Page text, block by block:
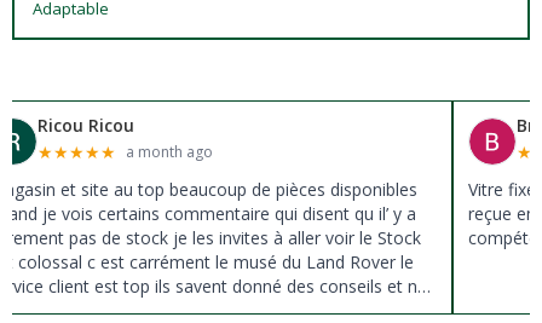
Adaptable
Ricou Ricou
★★★★★ a month ago
et site au top beaucoup de pièces disponibles
je vois certains commentaire qui disent qu il’ y a
pas de stock je les invites à aller voir le Stock
colossal c est carrément le musé du Land Rover le
client est top ils savent donné des conseils et ne
pas à la vente ils sont vraiment au top du top
★
Vitre
reçue